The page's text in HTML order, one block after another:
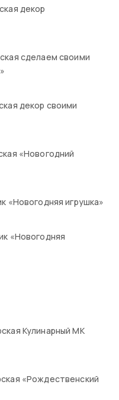
декор
сделаем своими
декор своими
«Новогодний
«Новогодняя игрушка»
«Новогодняя
Кулинарный МК
«Рождественский